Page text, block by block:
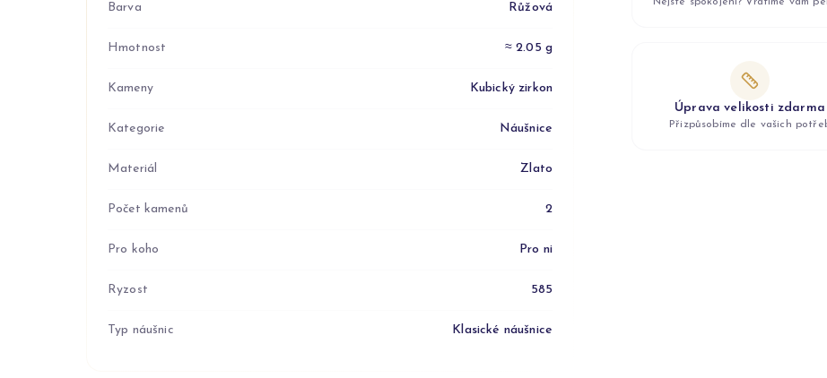
Barva Růžová
Hmotnost ≈ 2.05 g
Kameny Kubický zirkon
Kategorie Náušnice
Materiál Zlato
Počet kamenů 2
Pro koho Pro ni
Ryzost 585
Typ náušnic Klasické náušnice
Úprava velikosti zdarma
Přizpůsobíme dle vašich